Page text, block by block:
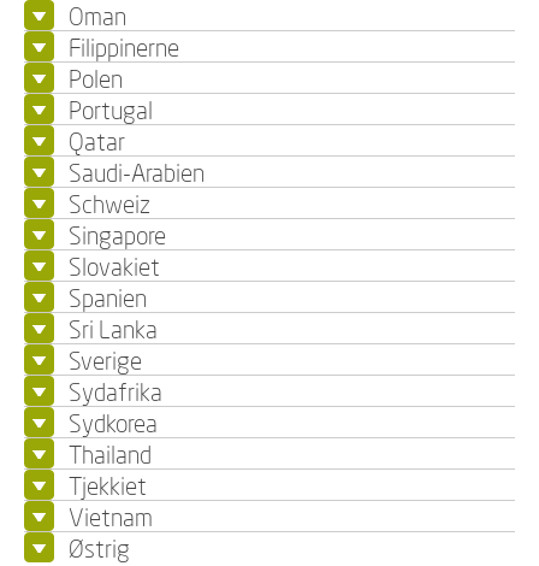
Oman
Filippinerne
Polen
Portugal
Qatar
Saudi-Arabien
Schweiz
Singapore
Slovakiet
Spanien
Sri Lanka
Sverige
Sydafrika
Sydkorea
Thailand
Tjekkiet
Vietnam
Østrig